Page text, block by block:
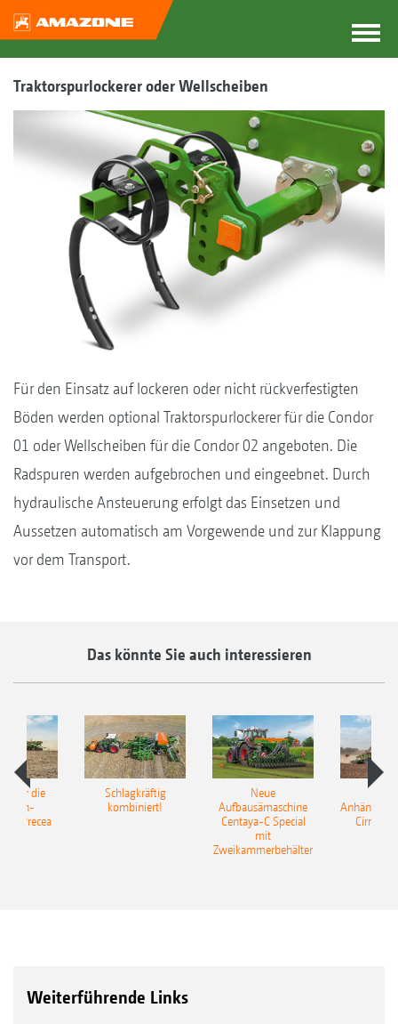
Traktorspurlockerer oder Wellscheiben
Für den Einsatz auf lockeren oder nicht rückverfestigten
Böden werden optional Traktorspurlockerer für die Condor
01 oder Wellscheiben für die Condor 02 angeboten. Die
Radspuren werden aufgebrochen und eingeebnet. Durch
hydraulische Ansteuerung erfolgt das Einsetzen und
Aussetzen automatisch am Vorgewende und zur Klappung
vor dem Transport.
Das könnte Sie auch interessieren
für die
Precea
Schlagkräftig
kombiniert!
Neue
Aufbausämaschine
Centaya-C Special
mit
Zweikammerbehälter
Cirrus
Weiterführende Links